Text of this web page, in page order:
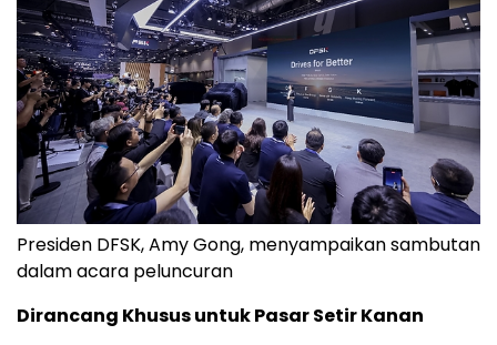
Presiden DFSK, Amy Gong, menyampaikan sambutan
dalam acara peluncuran
Dirancang Khusus untuk Pasar Setir Kanan